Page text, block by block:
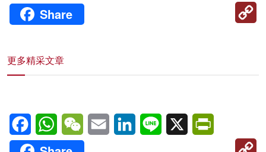
Share
更多精采文章
FacebookWhatsAppWeChatEmail LinkedInLine X